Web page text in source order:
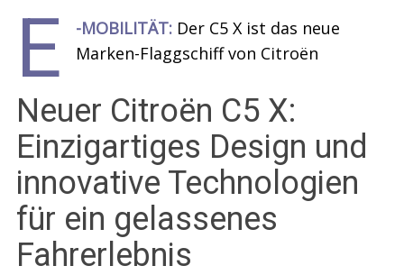
E -MOBILITÄT: Der C5 X ist das neue
Marken-Flaggschiff von Citroën
Neuer Citroën C5 X:
Einzigartiges Design und
innovative Technologien
für ein gelassenes
Fahrerlebnis